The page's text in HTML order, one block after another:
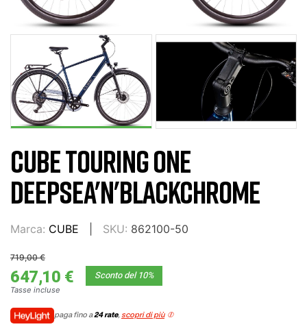
CUBE TOURING ONE
DEEPSEA'N'BLACKCHROME
Marca: CUBE SKU: 862100-50
719,00 €
647,10 € Sconto del 10%
Tasse incluse
paga fino a24 rate, scopri di più